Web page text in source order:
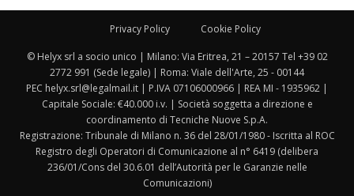
Privacy Policy Cookie Policy
© Helyx srl a socio unico | Milano: Via Eritrea, 21 – 20157 Tel +39 02
2772 991 (Sede legale) | Roma: Viale dell'Arte, 25 - 00144
PEC helyx.srl@legalmail.it | P.IVA 07106000966 | REA MI - 1935962 |
Capitale Sociale: €40.000 i.v. | Società soggetta a direzione e
coordinamento di Tecniche Nuove S.p.A.
Registrazione: Tribunale di Milano n. 36 del 28/01/1980 - Iscritta al ROC
Registro degli Operatori di Comunicazione al n° 6419 (delibera
236/01/Cons del 30.6.01 dell’Autorità per le Garanzie nelle
Comunicazioni)